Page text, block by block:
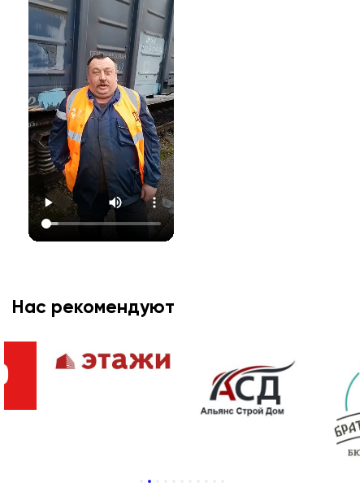
Нас рекомендуют